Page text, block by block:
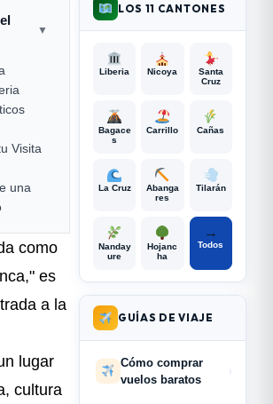
▼
Visita
una
como
es
a la
lugar
cultura
LOS 11 CANTONES
Liberia Nicoya
Santa
Cruz
Bagace
s
Carrillo Cañas
La Cruz
Abanga
res
Tilarán
Nanday
ure
Hojanc
ha
→
Todos
GUÍAS DE VIAJE
Cómo comprar
vuelos baratos
›